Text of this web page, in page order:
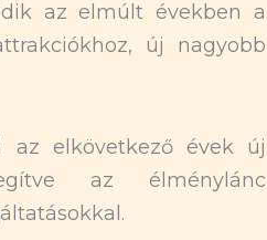
az elmúlt években a
új nagyobb
az elkövetkező évek új
az élménylánc